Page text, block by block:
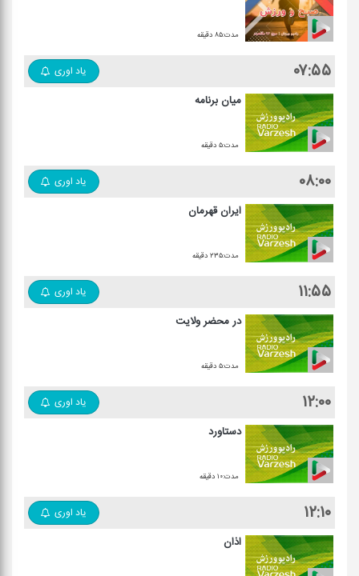
مدت:۸۵ دقیقه
۰۷:۵۵ یاد اوری
میان برنامه
مدت:۵ دقیقه
۰۸:۰۰ یاد اوری
ایران قهرمان
مدت:۲۳۵ دقیقه
۱۱:۵۵ یاد اوری
در محضر ولایت
مدت:۵ دقیقه
۱۲:۰۰ یاد اوری
دستاورد
مدت:۱۰ دقیقه
۱۲:۱۰ یاد اوری
اذان